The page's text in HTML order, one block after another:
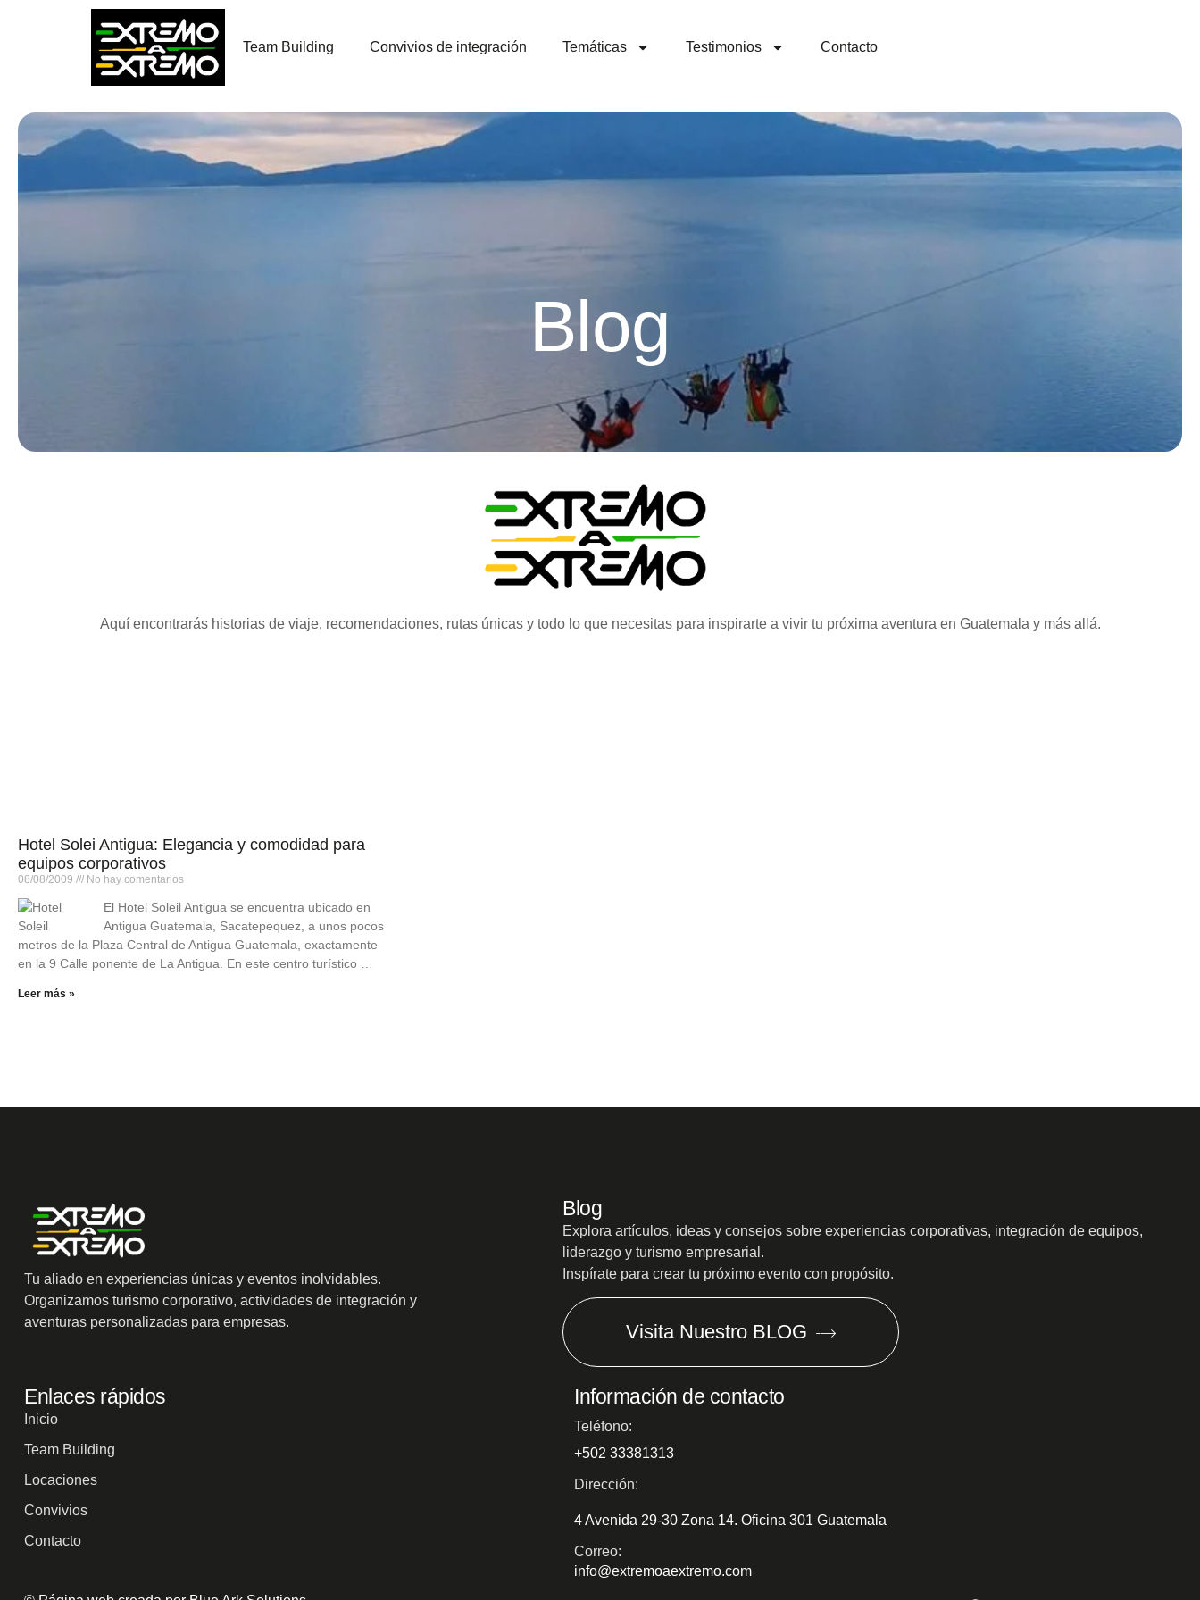
Team Building Convivios de integración Temáticas Testimonios Contacto
Blog
Aquí encontrarás historias de viaje, recomendaciones, rutas únicas y todo lo que necesitas para inspirarte a vivir tu próxima aventura en Guatemala y más allá.
Hotel Solei Antigua: Elegancia y comodidad para
equipos corporativos
08/08/2009 No hay comentarios
El Hotel Soleil Antigua se encuentra ubicado en
Antigua Guatemala, Sacatepequez, a unos pocos
metros de la Plaza Central de Antigua Guatemala, exactamente
en la 9 Calle ponente de La Antigua. En este centro turístico …
Leer más »
Tu aliado en experiencias únicas y eventos inolvidables.
Organizamos turismo corporativo, actividades de integración y
aventuras personalizadas para empresas.
Blog
Explora artículos, ideas y consejos sobre experiencias corporativas, integración de equipos,
liderazgo y turismo empresarial.
Inspírate para crear tu próximo evento con propósito.
Visita Nuestro BLOG
Enlaces rápidos
Inicio
Team Building
Locaciones
Convivios
Contacto
Información de contacto
Teléfono:
+502 33381313
Dirección:
4 Avenida 29-30 Zona 14. Oficina 301 Guatemala
Correo:
info@extremoaextremo.com